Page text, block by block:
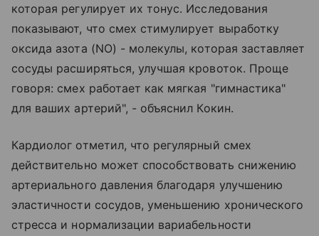
которая регулирует их тонус. Исследования
показывают, что смех стимулирует выработку
оксида азота (NO) - молекулы, которая заставляет
сосуды расширяться, улучшая кровоток. Проще
говоря: смех работает как мягкая "гимнастика"
для ваших артерий", - объяснил Кокин.
Кардиолог отметил, что регулярный смех
действительно может способствовать снижению
артериального давления благодаря улучшению
эластичности сосудов, уменьшению хронического
стресса и нормализации вариабельности